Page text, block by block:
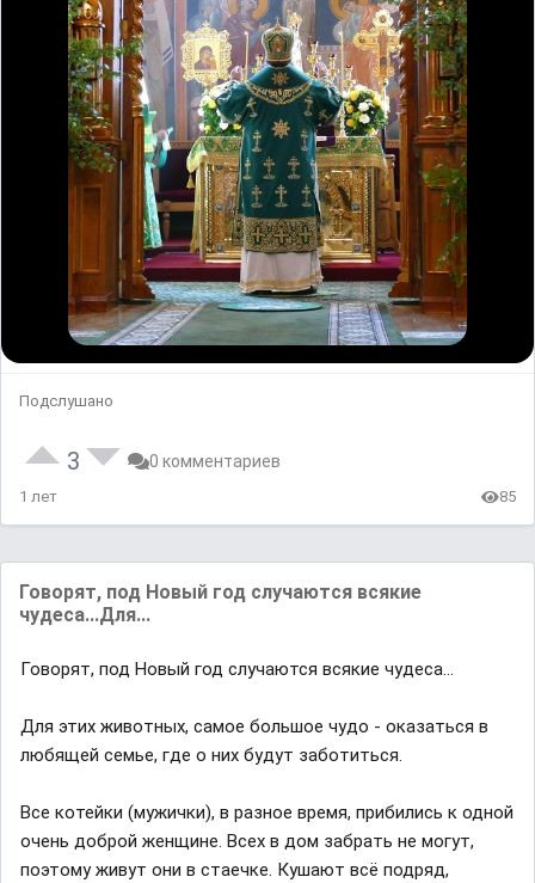
Подслушано
3 0 комментариев
1 лет 85
Говорят, под Новый год случаются всякие
чудеса...Для...
Говорят, под Новый год случаются всякие чудеса...
Для этих животных, самое большое чудо - оказаться в
любящей семье, где о них будут заботиться.
Все котейки (мужички), в разное время, прибились к одной
очень доброй женщине. Всех в дом забрать не могут,
поэтому живут они в стаечке. Кушают всё подряд,